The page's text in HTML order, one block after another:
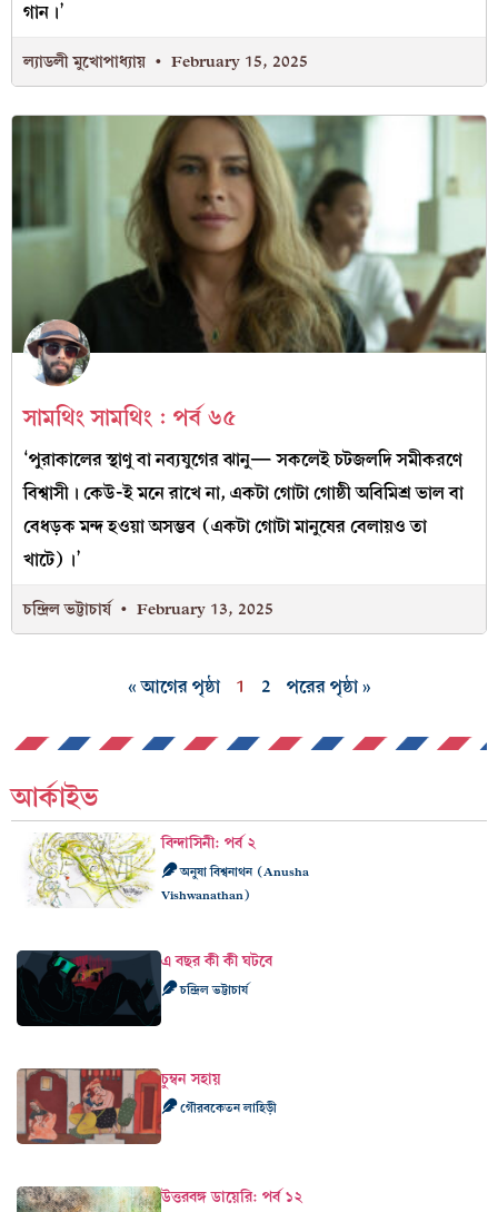
গান।’
ল্যাডলী মুখোপাধ্যায় February 15, 2025
সামথিং সামথিং : পর্ব ৬৫
‘পুরাকালের স্থাণু বা নব্যযুগের ঝানু— সকলেই চটজলদি সমীকরণে
বিশ্বাসী। কেউ-ই মনে রাখে না, একটা গোটা গোষ্ঠী অবিমিশ্র ভাল বা
বেধড়ক মন্দ হওয়া অসম্ভব (একটা গোটা মানুষের বেলায়ও তা
খাটে)।’
চন্দ্রিল ভট্টাচার্য February 13, 2025
« আগের পৃষ্ঠা 1 2 পরের পৃষ্ঠা »
আর্কাইভ
বিন্দাসিনী: পর্ব ২
অনুষা বিশ্বনাথন (Anusha
Vishwanathan)
এ বছর কী কী ঘটবে
চন্দ্রিল ভট্টাচার্য
চুম্বন সহায়
গৌরবকেতন লাহিড়ী
উত্তরবঙ্গ ডায়েরি: পর্ব ১২